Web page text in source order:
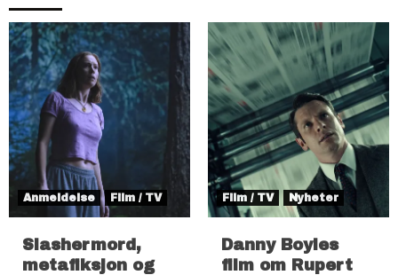
Anmeldelse Film / TV
Slashermord,
metafiksjon og
Film / TV Nyheter
Danny Boyles
film om Rupert